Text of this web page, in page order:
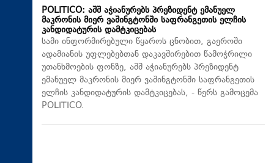
POLITICO: აშშ აჭიანურებს პრეზიდენტ ემანუელ
მაკრონის მიერ ვაშინგტონში საფრანგეთის ელჩის
კანდიდატურის დამტკიცებას
სამი ინფორმირებული წყაროს ცნობით, გაეროში
ადამიანის უფლებებთან დაკავშირებით წამოჭრილი
უთანხმოების ფონზე, აშშ აჭიანურებს პრეზიდენტ
ემანუელ მაკრონის მიერ ვაშინგტონში საფრანგეთის
ელჩის კანდიდატურის დამტკიცებას, - წერს გამოცემა
POLITICO.